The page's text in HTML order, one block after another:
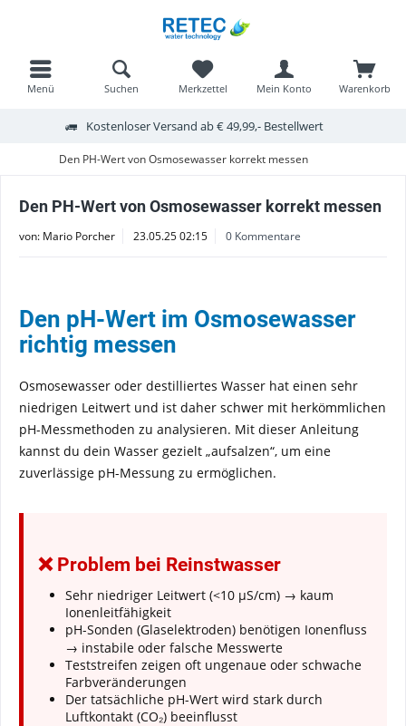
Kostenloser Versand ab € 49,99,- Bestellwert
Menü Warenkorb
Merkzettel Mein Konto
Suchen
Den PH-Wert von Osmosewasser korrekt messen
Den PH-Wert von Osmosewasser korrekt messen
von: Mario Porcher 23.05.25 02:15 0 Kommentare
Den pH-Wert im Osmosewasser
richtig messen
Osmosewasser oder destilliertes Wasser hat einen sehr
niedrigen Leitwert und ist daher schwer mit herkömmlichen
pH-Messmethoden zu analysieren. Mit dieser Anleitung
kannst du dein Wasser gezielt „aufsalzen“, um eine
zuverlässige pH-Messung zu ermöglichen.
❌ Problem bei Reinstwasser
Sehr niedriger Leitwert (<10 µS/cm) → kaum
Ionenleitfähigkeit
pH-Sonden (Glaselektroden) benötigen Ionenfluss
→ instabile oder falsche Messwerte
Teststreifen zeigen oft ungenaue oder schwache
Farbveränderungen
Der tatsächliche pH-Wert wird stark durch
Luftkontakt (CO₂) beeinflusst